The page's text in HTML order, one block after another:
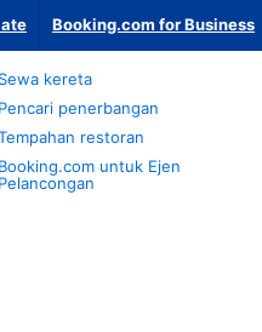
Booking.com for Business
Sewa kereta
Pencari penerbangan
restoran
Booking.com untuk Ejen
Pelancongan